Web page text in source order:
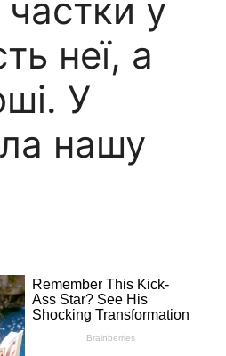
частки у
неї, а
У
нашу